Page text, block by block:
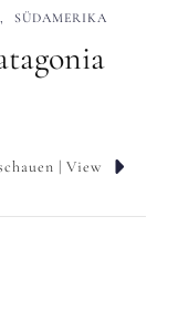
SÜDAMERIKA
| View